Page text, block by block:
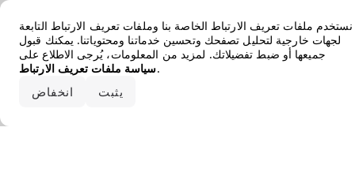
نستخدم ملفات تعريف الارتباط الخاصة بنا وملفات تعريف الارتباط التابعة
لجهات خارجية لتحليل تصفحك وتحسين خدماتنا ومحتوياتنا. يمكنك قبول
جميعها أو ضبط تفضيلاتك. لمزيد من المعلومات، يُرجى الاطلاع على
سياسة ملفات تعريف الارتباط.
انخفاض يثبت
Error loading the brand